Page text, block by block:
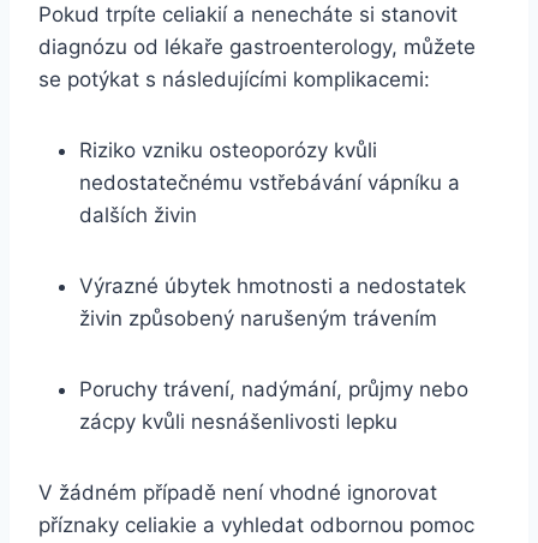
Pokud trpíte celiakií a nenecháte si stanovit⁤
diagnózu od lékaře gastroenterology, můžete
se potýkat s ⁢následujícími komplikacemi:
Riziko vzniku osteoporózy kvůli
nedostatečnému vstřebávání vápníku a
dalších živin
Výrazné úbytek⁣ hmotnosti a⁢ nedostatek
živin způsobený narušeným trávením
Poruchy trávení, nadýmání, průjmy nebo
zácpy kvůli nesnášenlivosti​ lepku
V žádném případě není vhodné ignorovat
příznaky celiakie a vyhledat odbornou pomoc